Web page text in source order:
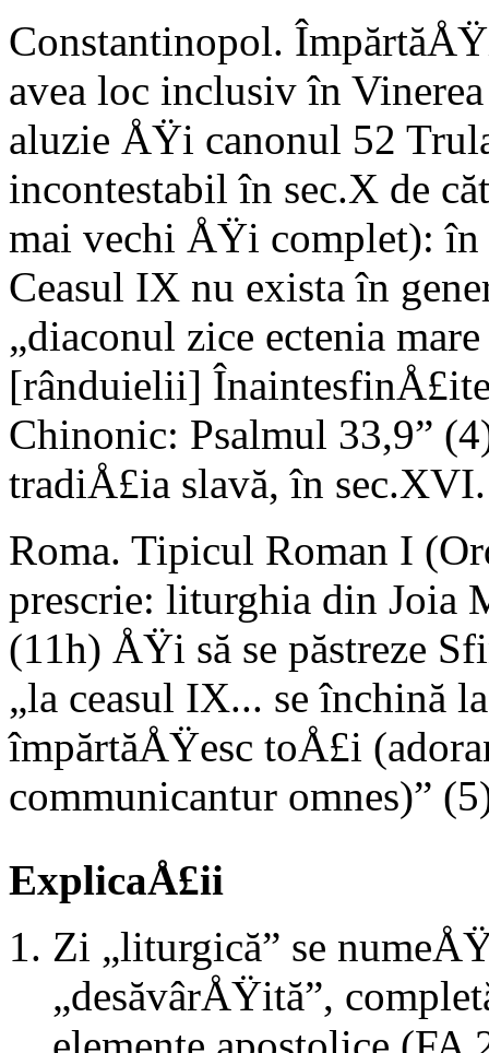
Constantinopol.
avea loc inclusiv în
aluzie ÅŸi canonul 52
incontestabil în sec.X de
mai vechi ÅŸi complet):
Ceasul IX nu exista în
„diaconul zice ectenia
[rânduielii]
Chinonic: Psalmul 33,9”
tradiÅ£ia slavă, în sec.XVI.
Roma. Tipicul Roman I
prescrie: liturghia din Joia
(11h) ÅŸi să se păstreze
„la ceasul IX... se închină
împărtăÅŸesc toÅ£i
communicantur omnes)”
ExplicaÅ£ii
Zi „liturgică” se
„desăvârÅŸită”,